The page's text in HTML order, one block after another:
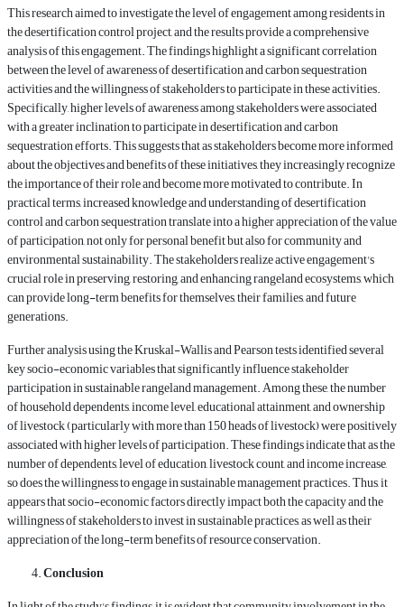
This research aimed to investigate the level of engagement among residents in
the desertification control project, and the results provide a comprehensive
analysis of this engagement. The findings highlight a significant correlation
between the level of awareness of desertification and carbon sequestration
activities and the willingness of stakeholders to participate in these activities.
Specifically, higher levels of awareness among stakeholders were associated
with a greater inclination to participate in desertification and carbon
sequestration efforts. This suggests that as stakeholders become more informed
about the objectives and benefits of these initiatives, they increasingly recognize
the importance of their role and become more motivated to contribute. In
practical terms, increased knowledge and understanding of desertification
control and carbon sequestration translate into a higher appreciation of the value
of participation, not only for personal benefit but also for community and
environmental sustainability. The stakeholders realize active engagement's
crucial role in preserving, restoring, and enhancing rangeland ecosystems, which
can provide long-term benefits for themselves, their families, and future
generations.
Further analysis using the Kruskal-Wallis and Pearson tests identified several
key socio-economic variables that significantly influence stakeholder
participation in sustainable rangeland management. Among these, the number
of household dependents, income level, educational attainment, and ownership
of livestock (particularly with more than 150 heads of livestock) were positively
associated with higher levels of participation. These findings indicate that as the
number of dependents, level of education, livestock count, and income increase,
so does the willingness to engage in sustainable management practices. Thus, it
appears that socio-economic factors directly impact both the capacity and the
willingness of stakeholders to invest in sustainable practices, as well as their
appreciation of the long-term benefits of resource conservation.
Conclusion